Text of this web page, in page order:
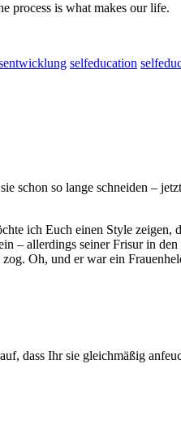
process is what makes our life.
selfeducation
schon so lange schneiden –
ich Euch einen Style zeigen,
– allerdings seiner Frisur in
Oh, und er war ein
dass Ihr sie gleichmäßig